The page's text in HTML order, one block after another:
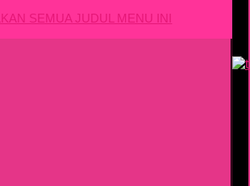
SEMUA JUDUL MENU INI